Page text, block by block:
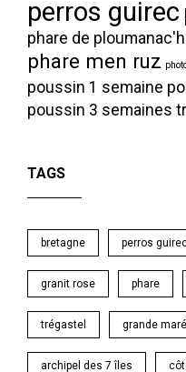
perros guirec
phare de ploumanac'h
phare men ruz
poussin 1 semaine
poussin 3 semaines
TAGS
bretagne perros
granit rose phare
trégastel grande
archipel des 7 îles